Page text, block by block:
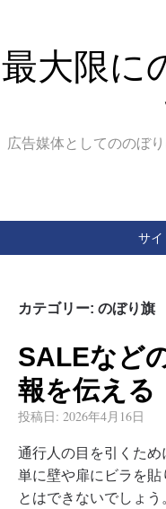
最大限に
広告媒体としてののぼ
サイ
カテゴリー: のぼり旗
SALEなど
報を伝える
投稿日: 2026年4月16日
通行人の目を引くため
単に壁や扉にビラを
とはできないでしょ